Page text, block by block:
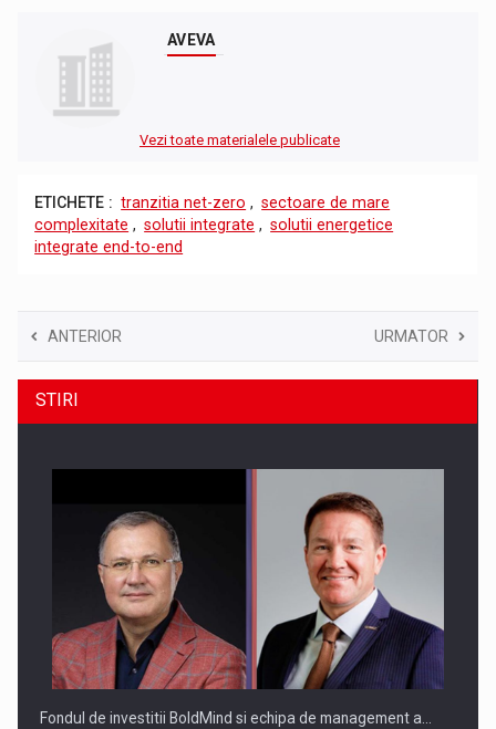
AVEVA
Vezi toate materialele publicate
ETICHETE : tranzitia net-zero , sectoare de mare
complexitate , solutii integrate , solutii energetice
integrate end-to-end
ANTERIOR URMATOR
STIRI
Fondul de investitii BoldMind si echipa de management a…